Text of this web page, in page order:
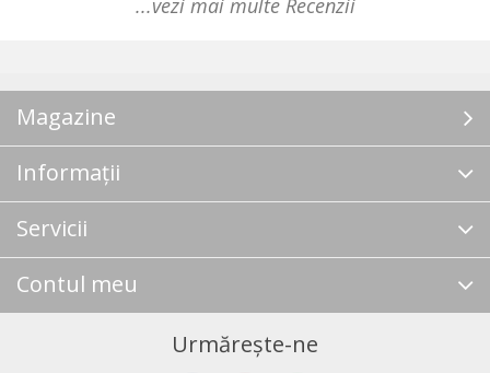
...vezi mai multe Recenzii
Magazine
Informații
Servicii
Contul meu
Urmărește-ne